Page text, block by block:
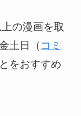
の漫画を取
土日（ コミ
をおすすめ